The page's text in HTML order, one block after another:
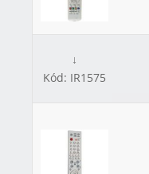
↓
Kód: IR1575